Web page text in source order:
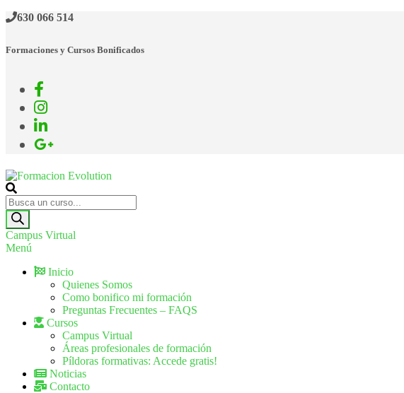
630 066 514
Formaciones y Cursos Bonificados
Formacion Evolution
Cursos de formación continua
Campus Virtual
Menú
Inicio
Quienes Somos
Como bonifico mi formación
Preguntas Frecuentes – FAQS
Cursos
Campus Virtual
Áreas profesionales de formación
Píldoras formativas: Accede gratis!
Noticias
Contacto